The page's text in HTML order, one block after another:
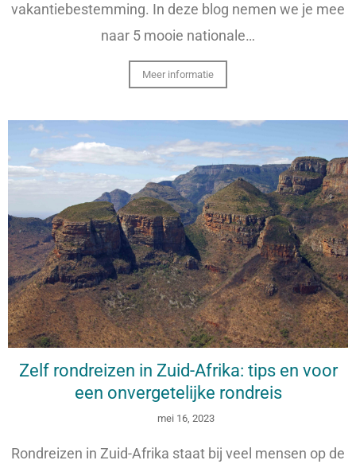
vakantiebestemming. In deze blog nemen we je mee
naar 5 mooie nationale…
Meer informatie
Zelf rondreizen in Zuid-Afrika: tips en voor
een onvergetelijke rondreis
mei 16, 2023
Rondreizen in Zuid-Afrika staat bij veel mensen op de